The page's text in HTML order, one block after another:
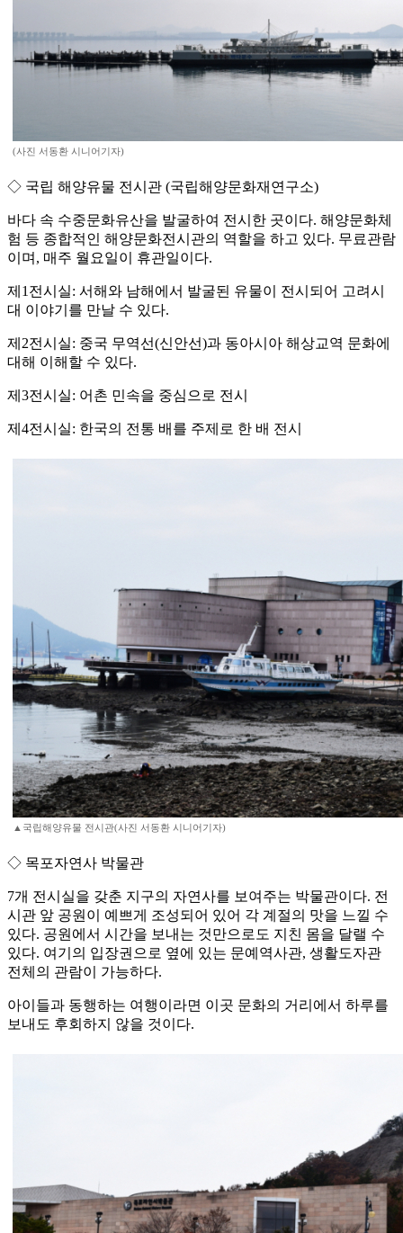
(사진 서동환 시니어기자)
◇ 국립 해양유물 전시관 (국립해양문화재연구소)
바다 속 수중문화유산을 발굴하여 전시한 곳이다. 해양문화체
험 등 종합적인 해양문화전시관의 역할을 하고 있다. 무료관람
이며, 매주 월요일이 휴관일이다.
제1전시실: 서해와 남해에서 발굴된 유물이 전시되어 고려시
대 이야기를 만날 수 있다.
제2전시실: 중국 무역선(신안선)과 동아시아 해상교역 문화에
대해 이해할 수 있다.
제3전시실: 어촌 민속을 중심으로 전시
제4전시실: 한국의 전통 배를 주제로 한 배 전시
▲국립해양유물 전시관(사진 서동환 시니어기자)
◇ 목포자연사 박물관
7개 전시실을 갖춘 지구의 자연사를 보여주는 박물관이다. 전
시관 앞 공원이 예쁘게 조성되어 있어 각 계절의 맛을 느낄 수
있다. 공원에서 시간을 보내는 것만으로도 지친 몸을 달랠 수
있다. 여기의 입장권으로 옆에 있는 문예역사관, 생활도자관
전체의 관람이 가능하다.
아이들과 동행하는 여행이라면 이곳 문화의 거리에서 하루를
보내도 후회하지 않을 것이다.